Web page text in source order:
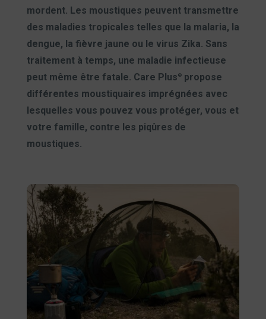
mordent. Les moustiques peuvent transmettre
des maladies tropicales telles que la malaria, la
dengue, la fièvre jaune ou le virus Zika. Sans
traitement à temps, une maladie infectieuse
peut même être fatale. Care Plus ®propose
différentes moustiquaires imprégnées avec
lesquelles vous pouvez vous protéger, vous et
votre famille, contre les piqûres de
moustiques.